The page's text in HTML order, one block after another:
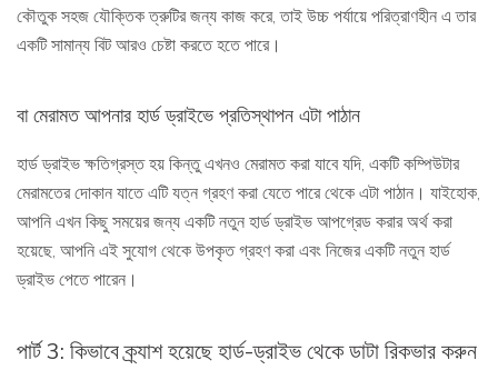
কৌতুক সহজ যৌক্তিক ত্রুটির জন্য কাজ করে, তাই উচ্চ পর্যায়ে পরিত্রাণহীন এ তার
একটি সামান্য বিট আরও চেষ্টা করতে হতে পারে।
বা মেরামত আপনার হার্ড ড্রাইভে প্রতিস্থাপন এটা পাঠান
হার্ড ড্রাইভ ক্ষতিগ্রস্ত হয় কিন্তু এখনও মেরামত করা যাবে যদি, একটি কম্পিউটার
মেরামতের দোকান যাতে এটি যত্ন গ্রহণ করা যেতে পারে থেকে এটা পাঠান। যাইহোক,
আপনি এখন কিছু সময়ের জন্য একটি নতুন হার্ড ড্রাইভ আপগ্রেড করার অর্থ করা
হয়েছে, আপনি এই সুযোগ থেকে উপকৃত গ্রহণ করা এবং নিজের একটি নতুন হার্ড
ড্রাইভ পেতে পারেন।
পার্ট 3: কিভাবে ক্র্যাশ হয়েছে হার্ড-ড্রাইভ থেকে ডাটা রিকভার করুন